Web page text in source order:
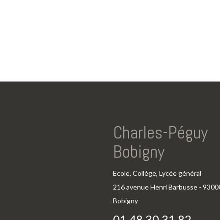
Charles-Péguy
Bobigny
Ecole, Collège, Lycée général
216 avenue Henri Barbusse -
Bobigny